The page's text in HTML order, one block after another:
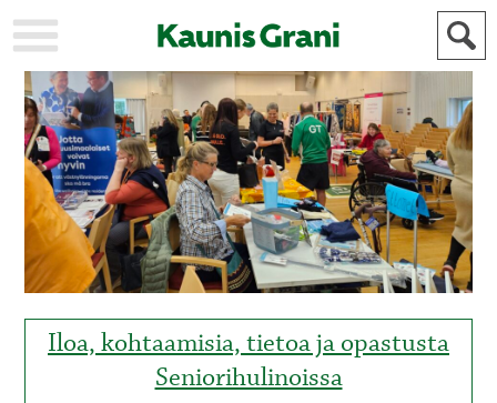
KAUPUNKI
STADEN
AJANKOHTAISTA
AKTUELLT
URHEILU
IDROTT
KULTTUURI
KULTUR
HISTORIA
HISTORIA
YLEINEN
ALLMÄN
MAINOSTAJILLE
ANNONSÖRER
Iloa, kohtaamisia, tietoa ja opastusta
Seniorihulinoissa